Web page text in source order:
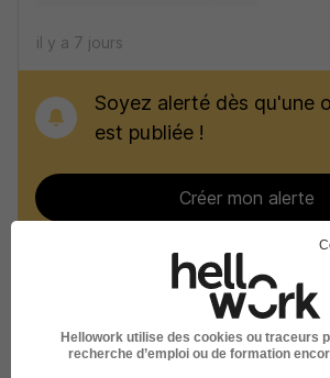
il y a 7 jours
Soyez alerté dès qu'une
est publiée !
Créer mon alerte
Recherches similaires
Hellowork utilise des cookies ou traceurs
recherche d’emploi ou de formation